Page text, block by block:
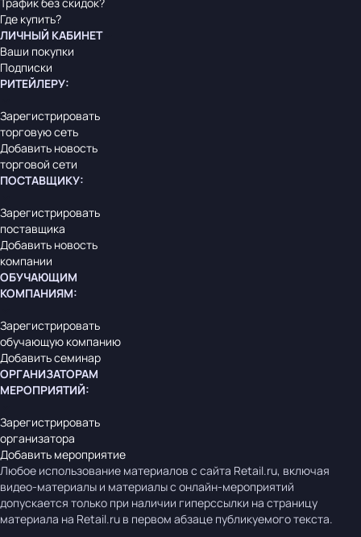
Трафик без скидок?
Где купить?
ЛИЧНЫЙ КАБИНЕТ
Ваши покупки
Подписки
РИТЕЙЛЕРУ:
Зарегистрировать
торговую сеть
Добавить новость
торговой сети
ПОСТАВЩИКУ:
Зарегистрировать
поставщика
Добавить новость
компании
ОБУЧАЮЩИМ
КОМПАНИЯМ:
Зарегистрировать
обучающую компанию
Добавить семинар
ОРГАНИЗАТОРАМ
МЕРОПРИЯТИЙ:
Зарегистрировать
организатора
Добавить мероприятие
Любое использование материалов с сайта Retail.ru, включая
видео-материалы и материалы с онлайн-мероприятий
допускается только при наличии гиперссылки на страницу
материала на Retail.ru в первом абзаце публикуемого текста.